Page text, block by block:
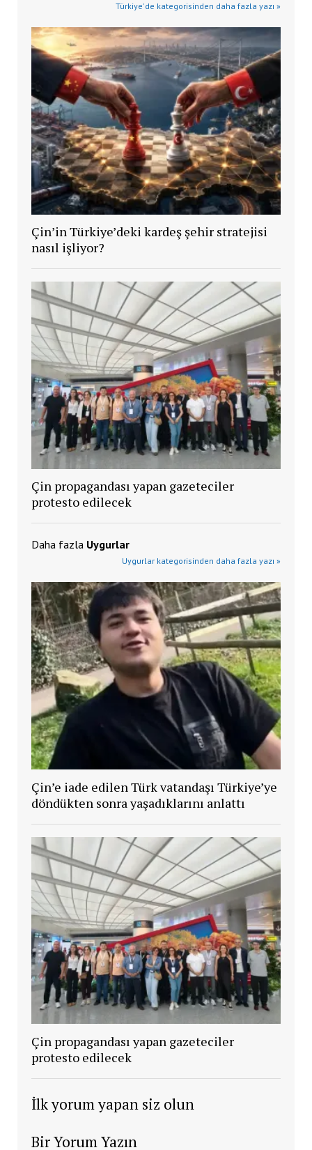
Türkiye'de kategorisinden daha fazla yazı »
Çin’in Türkiye’deki kardeş şehir stratejisi
nasıl işliyor?
Çin propagandası yapan gazeteciler
protesto edilecek
Daha fazla Uygurlar
Uygurlar kategorisinden daha fazla yazı »
Çin’e iade edilen Türk vatandaşı Türkiye’ye
döndükten sonra yaşadıklarını anlattı
Çin propagandası yapan gazeteciler
protesto edilecek
İlk yorum yapan siz olun
Bir Yorum Yazın